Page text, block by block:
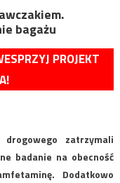
bagażu
PROJEKT
zatrzymali
badanie na obecność
Dodatkowo